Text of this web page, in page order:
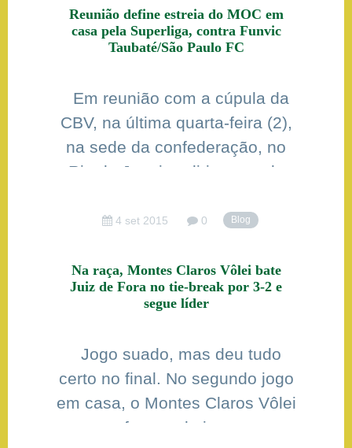
de olho na tabela. O leitor
poderia se perguntar: como
Reunião define estreia do MOC em
casa pela Superliga, contra Funvic
Taubaté/São Paulo FC
Em reunião com a cúpula da
CBV, na última quarta-feira (2),
na sede da confederação, no
Rio de Janeiro, dirigentes de
acertaram detalhes sobre a
principais pontos da pauta era a
data de início da competição e
4 set 2015 0 Blog
Na raça, Montes Claros Vôlei bate
Juiz de Fora no tie-break por 3-2 e
segue líder
Jogo suado, mas deu tudo
certo no final. No segundo jogo
em casa, o Montes Claros Vôlei
mostrou força coletiva e contou